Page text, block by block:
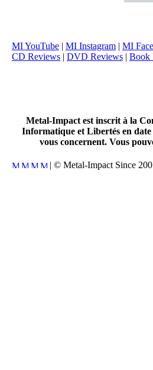
MI YouTube | MI Instagram | MI
CD Reviews | DVD Reviews | Book
Metal-Impact est inscrit à la
Informatique et Libertés en date
vous concernent. Vous
| © Metal-Impact Since